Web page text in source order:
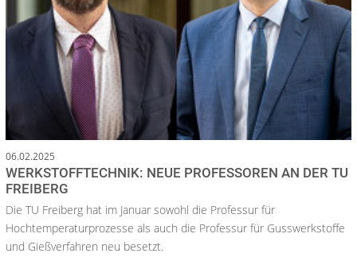
06.02.2025
WERKSTOFFTECHNIK: NEUE PROFESSOREN AN DER TU
FREIBERG
Die TU Freiberg hat im Januar sowohl die Professur für
Hochtemperaturprozesse als auch die Professur für Gusswerkstoffe
und Gießverfahren neu besetzt.